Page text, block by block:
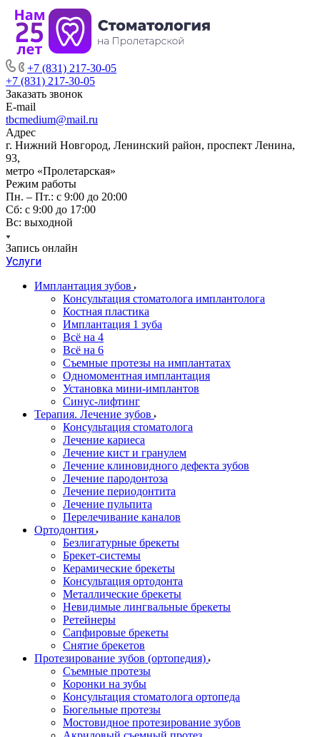
+7 (831) 217-30-05
+7 (831) 217-30-05
Заказать звонок
E-mail
tbcmedium@mail.ru
Адрес
г. Нижний Новгород, Ленинский район, проспект Ленина,
93,
метро «Пролетарская»
Режим работы
Пн. – Пт.: с 9:00 до 20:00
Cб: с 9:00 до 17:00
Вс: выходной
Запись онлайн
Услуги
Имплантация зубов
Консультация стоматолога имплантолога
Костная пластика
Имплантация 1 зуба
Всё на 4
Всё на 6
Съемные протезы на имплантатах
Одномоментная имплантация
Установка мини-имплантов
Синус-лифтинг
Терапия. Лечение зубов
Консультация стоматолога
Лечение кариеса
Лечение кист и гранулем
Лечение клиновидного дефекта зубов
Лечение пародонтоза
Лечение периодонтита
Лечение пульпита
Перелечивание каналов
Ортодонтия
Безлигатурные брекеты
Брекет-системы
Керамические брекеты
Консультация ортодонта
Металлические брекеты
Невидимые лингвальные брекеты
Ретейнеры
Сапфировые брекеты
Снятие брекетов
Протезирование зубов (ортопедия)
Съемные протезы
Коронки на зубы
Консультация стоматолога ортопеда
Бюгельные протезы
Мостовидное протезирование зубов